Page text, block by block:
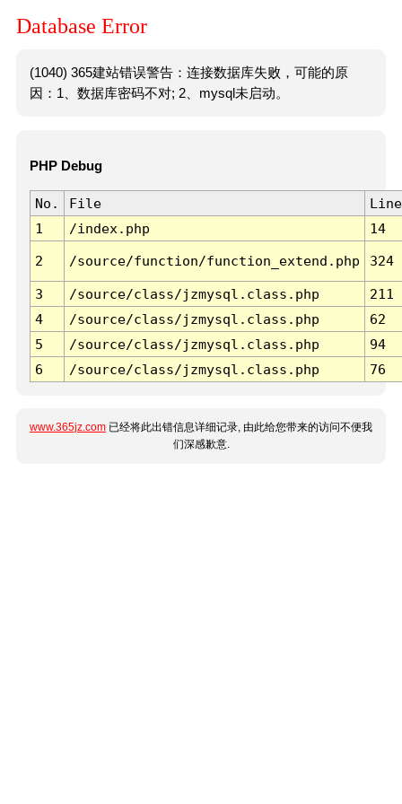
Database Error
(1040) 365建站错误警告：连接数据库失败，可能的原
因：1、数据库密码不对; 2、mysql未启动。
PHP Debug
No. File
Line
1
/index.php 14
2 /source/function/function_extend.php 324
3 /source/class/jzmysql.class.php
211
4
/source/class/jzmysql.class.php
62
5
/source/class/jzmysql.class.php
94
6
/source/class/jzmysql.class.php 76
www.365jz.com 已经将此出错信息详细记录, 由此给您带来的访问不便我
们深感歉意.